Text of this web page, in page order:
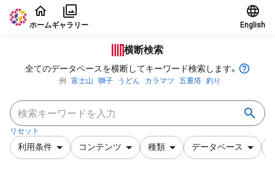
本文に飛ぶ
ホームギャラリー English
横断検索
全てのデータベースを横断してキーワード検索します。
例 富士山 獅子 うどん カラマツ 五重塔 釣り
リセット
利用条件 コンテンツ 種類 データベース